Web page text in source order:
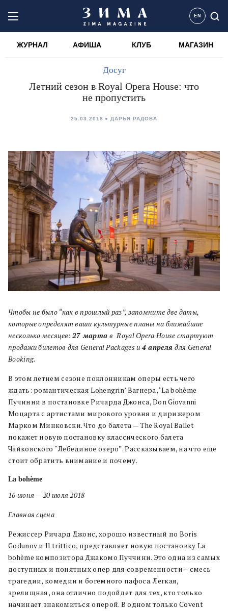
EN
ЖУРНАЛ АФИША КЛУБ МАГАЗИН
Досуг
Летний сезон в Royal Opera House: что
не пропустить
25.03.2018 ДАРЬЯ РАДОВА
Чтобы не было “как в прошлый раз”, запомните две даты,
которые определят ваши культурные планы на ближайшие
несколько месяцев: 27 мартав Royal Opera House стартуют
продажи билетов для General Packages и 4 апрелядля General
Booking.
В этом летнем сезоне поклонникам оперы есть чего
ждать: романтическая Lohengrin’ Вагнера, ‘La bohème
Пучинни в постановке Ричарда Джонса, Don Giovanni
Моцарта с артистами мирового уровня и дирижером
Марком Минковски. Что до балета — The Royal Ballet
покажет новую постановку классического балета
Чайковского “Лебединое озеро”. Рассказываем, на что еще
стоит обратить внимание и почему.
La bohème
16 июня — 20 июля 2018
Главная сцена
Режиссер Ричард Джонс, хорошо известный по Boris
Godunov и Il trittico, представляет новую постановку La
bohème композитора Джакомо Пуччини. Это одна из самых
доступных и понятных опер для современности – смесь
трагедии, комедии и богемного пафоса. Легкая,
зрелищная, она отлично подойдет для тех, кто только
начинает знакомиться оперой. В одном только Covent